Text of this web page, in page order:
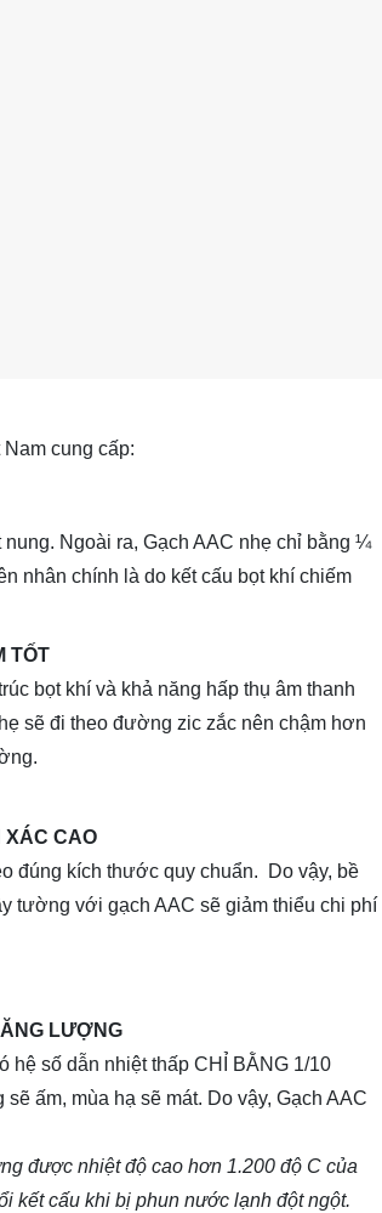
cung cấp:
Ngoài ra, Gạch AAC nhẹ chỉ bằng ¼
nhân chính là do kết cấu bọt khí chiếm
TỐT
bọt khí và khả năng hấp thụ âm thanh
sẽ đi theo đường zic zắc nên chậm hơn
XÁC CAO
đúng kích thước quy chuẩn. Do vậy, bề
tường với gạch AAC sẽ giảm thiểu chi phí
LƯỢNG
hệ số dẫn nhiệt thấp CHỈ BẰNG 1/10
ấm, mùa hạ sẽ mát. Do vậy, Gạch AAC
được nhiệt độ cao hơn 1.200 độ C của
kết cấu khi bị phun nước lạnh đột ngột.